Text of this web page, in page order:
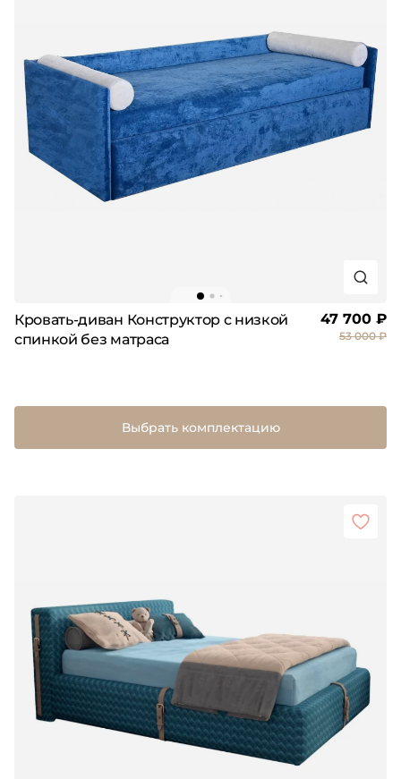
Кровать-диван Конструктор с низкой
спинкой без матраса
47 700 ₽
53 000 ₽
Выбрать комплектацию